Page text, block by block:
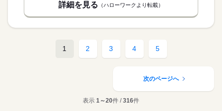
詳細を見る （ハローワークより転載）
1 2 3 4 5
次のページへ
表示 1～20件 /316件